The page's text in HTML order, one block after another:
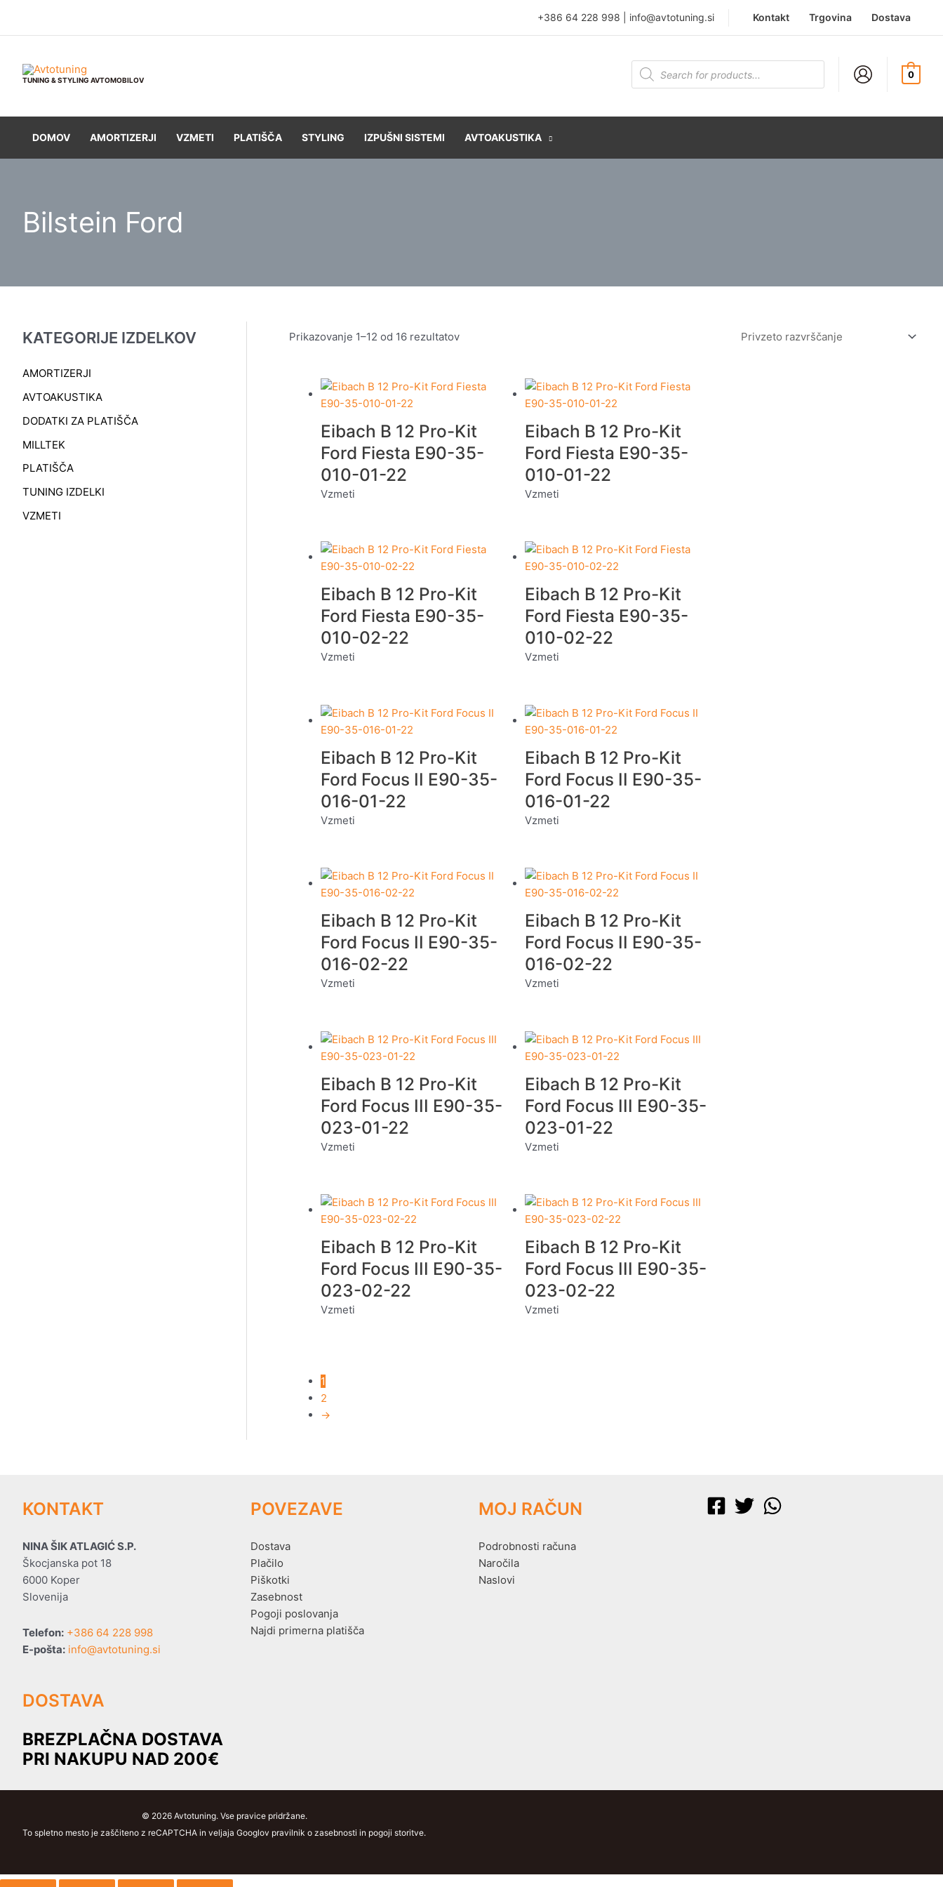
+386 64 228 998 info@avtotuning.si Kontakt Trgovina Dostava
TUNING & STYLING AVTOMOBILOV
Products
search 0
DOMOV AMORTIZERJI VZMETI PLATIŠČA STYLING IZPUŠNI SISTEMI AVTOAKUSTIKA
Bilstein Ford
KATEGORIJE IZDELKOV
AMORTIZERJI
AVTOAKUSTIKA
DODATKI ZA PLATIŠČA
MILLTEK
PLATIŠČA
TUNING IZDELKI
VZMETI
Prikazovanje 1–12 od 16 rezultatov
Eibach B 12 Pro-Kit
Ford Fiesta E90-35-
010-01-22
Vzmeti
Eibach B 12 Pro-Kit
Ford Fiesta E90-35-
010-01-22
Vzmeti
Eibach B 12 Pro-Kit
Ford Fiesta E90-35-
010-02-22
Vzmeti
Eibach B 12 Pro-Kit
Ford Fiesta E90-35-
010-02-22
Vzmeti
Eibach B 12 Pro-Kit
Ford Focus II E90-35-
016-01-22
Vzmeti
Eibach B 12 Pro-Kit
Ford Focus II E90-35-
016-01-22
Vzmeti
Eibach B 12 Pro-Kit
Ford Focus II E90-35-
016-02-22
Vzmeti
Eibach B 12 Pro-Kit
Ford Focus II E90-35-
016-02-22
Vzmeti
Eibach B 12 Pro-Kit
Ford Focus III E90-35-
023-01-22
Vzmeti
Eibach B 12 Pro-Kit
Ford Focus III E90-35-
023-01-22
Vzmeti
Eibach B 12 Pro-Kit
Ford Focus III E90-35-
023-02-22
Vzmeti
Eibach B 12 Pro-Kit
Ford Focus III E90-35-
023-02-22
Vzmeti
1
2
→
KONTAKT
NINA ŠIK ATLAGIĆ S.P.
Škocjanska pot 18
6000 Koper
Slovenija
Telefon: +386 64 228 998
E-pošta: info@avtotuning.si
DOSTAVA
BREZPLAČNA DOSTAVA
PRI NAKUPU NAD 200€
POVEZAVE
Dostava
Plačilo
Piškotki
Zasebnost
Pogoji poslovanja
Najdi primerna platišča
MOJ RAČUN
Podrobnosti računa
Naročila
Naslovi
© 2026 Avtotuning. Vse pravice pridržane.
To spletno mesto je zaščiteno z reCAPTCHA in veljaja Googlov pravilnik o zasebnosti in pogoji storitve.